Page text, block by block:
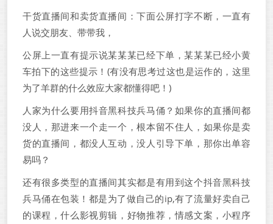
干货直播间和卖货直播间：下面公屏打字不断，一直有
人说交朋友、带带我，
公屏上一直有提示说某某某已经下单，某某某已经小黄
车拍下的这些提示！(有没有思考过这也是运作的，这里
为了羊群的什么效应大家都懂得吧！)
人家为什么要用抖音黑科技兵马俑？如果你的直播间都
没人，那进来一个走一个，根本留不住人，如果你是卖
货的直播间，都没人互动，没人引导下单，那你出单容
易吗？
还有很多类型的直播间其实都是有用到这个抖音黑科技
兵马俑在包装！都是为了做自己的ip,有了流量好卖自己
的课程，什么影视剪辑，好物推荐，情感文案，小程序